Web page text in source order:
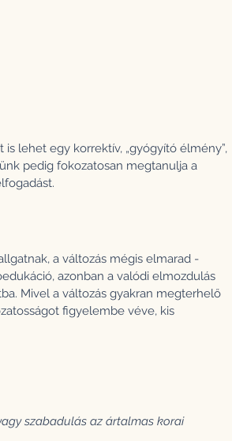
lehet egy korrektív, „gyógyító élmény”,
pedig fokozatosan megtanulja a
a változás mégis elmarad -
azonban a valódi elmozdulás
Mivel a változás gyakran megterhelő
figyelembe véve, kis
szabadulás az ártalmas korai